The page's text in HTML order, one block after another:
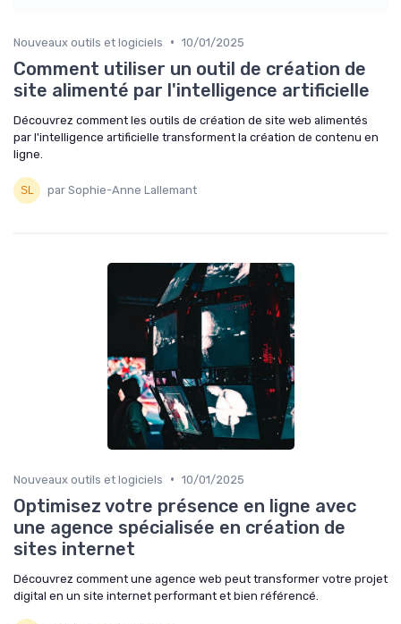
Nouveaux outils et logiciels • 10/01/2025
Comment utiliser un outil de création de
site alimenté par l'intelligence artificielle
Découvrez comment les outils de création de site web alimentés
par l'intelligence artificielle transforment la création de contenu en
ligne.
par Sophie-Anne Lallemant
Nouveaux outils et logiciels • 10/01/2025
Optimisez votre présence en ligne avec
une agence spécialisée en création de
sites internet
Découvrez comment une agence web peut transformer votre projet
digital en un site internet performant et bien référencé.